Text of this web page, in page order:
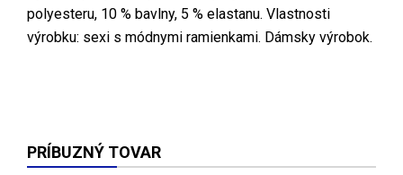
polyesteru, 10 % bavlny, 5 % elastanu. Vlastnosti
výrobku: sexi s módnymi ramienkami. Dámsky výrobok.
PRÍBUZNÝ TOVAR